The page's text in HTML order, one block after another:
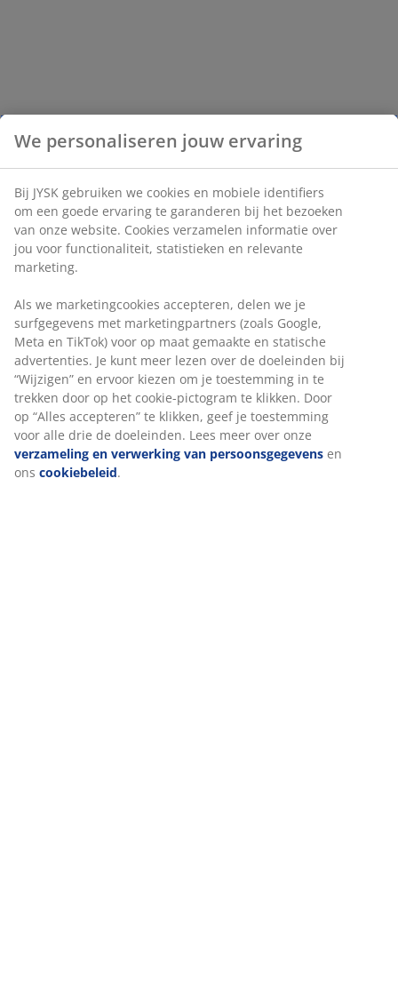
We personaliseren jouw ervaring
Bij JYSK gebruiken we cookies en mobiele identifiers
om een goede ervaring te garanderen bij het bezoeken
van onze website. Cookies verzamelen informatie over
jou voor functionaliteit, statistieken en relevante
marketing.
Als we marketingcookies accepteren, delen we je
surfgegevens met marketingpartners (zoals Google,
Meta en TikTok) voor op maat gemaakte en statische
advertenties. Je kunt meer lezen over de doeleinden bij
“Wijzigen” en ervoor kiezen om je toestemming in te
trekken door op het cookie-pictogram te klikken. Door
op “Alles accepteren” te klikken, geef je toestemming
voor alle drie de doeleinden. Lees meer over onze
verzameling en verwerking van persoonsgegevens en
ons cookiebeleid.